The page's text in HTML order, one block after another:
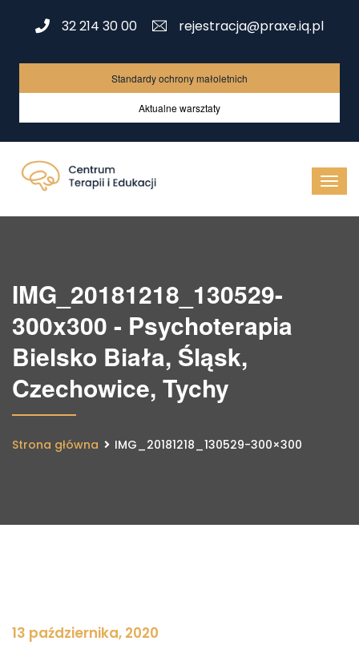
32 214 30 00 rejestracja@praxe.iq.pl
Standardy ochrony małoletnich
Aktualne warsztaty
IMG_20181218_130529-
300x300 - Psychoterapia
Bielsko Biała, Śląsk,
Czechowice, Tychy
Strona główna IMG_20181218_130529-300×300
13 października, 2020